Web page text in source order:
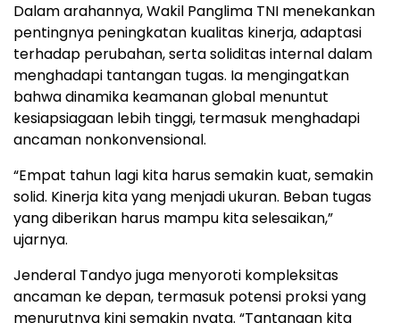
Dalam arahannya, Wakil Panglima TNI menekankan
pentingnya peningkatan kualitas kinerja, adaptasi
terhadap perubahan, serta soliditas internal dalam
menghadapi tantangan tugas. Ia mengingatkan
bahwa dinamika keamanan global menuntut
kesiapsiagaan lebih tinggi, termasuk menghadapi
ancaman nonkonvensional.
“Empat tahun lagi kita harus semakin kuat, semakin
solid. Kinerja kita yang menjadi ukuran. Beban tugas
yang diberikan harus mampu kita selesaikan,”
ujarnya.
Jenderal Tandyo juga menyoroti kompleksitas
ancaman ke depan, termasuk potensi proksi yang
menurutnya kini semakin nyata. “Tantangan kita